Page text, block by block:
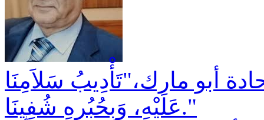
أبو مارك،"تَأْدِيبُ سَلاَمِنَا
عَلَيْهِ، وَبِحُبُرِهِ شُفِينَا."